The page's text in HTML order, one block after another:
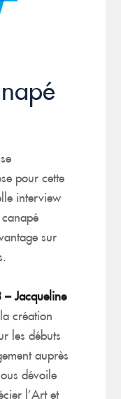
pour cette
interview
sur
– Jacqueline
création
les débuts
auprès
dévoile
l’Art et